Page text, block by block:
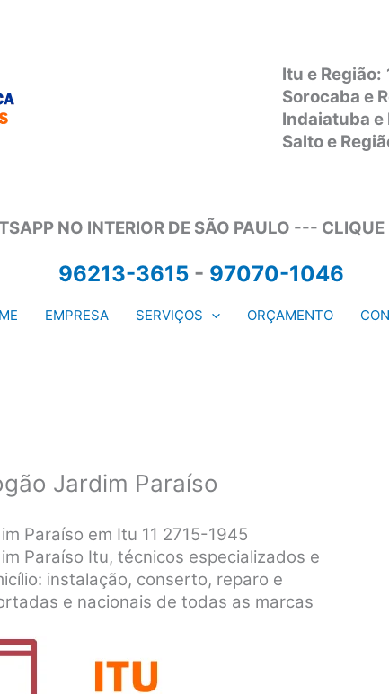
Itu e Região:
Sorocaba e
Indaiatuba
Salto e
NO INTERIOR DE SÃO PAULO --- CLIQUE
96213-3615 - 97070-1046
EMPRESA SERVIÇOS ORÇAMENTO
Jardim Paraíso
Paraíso em Itu 11 2715-1945
Paraíso Itu, técnicos especializados e
instalação, conserto, reparo e
e nacionais de todas as marcas